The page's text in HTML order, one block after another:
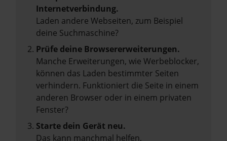
Internetverbindung.
Laden andere Webseiten, zum Beispiel
deine Suchmaschine?
Prüfe deine Browsererweiterungen.
Manche Erweiterungen, wie Werbeblocker,
können das Laden bestimmter Seiten
verhindern. Funktioniert die Seite in einem
anderen Browser oder in einem privaten
Fenster?
Starte dein Gerät neu.
Das kann manchmal helfen,